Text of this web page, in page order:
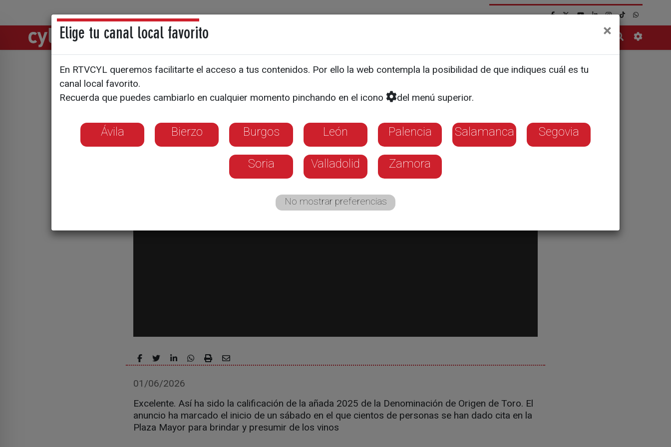
Directos Noticias
Feria del Vino de Toro 2026
01/06/2026
Excelente. Así ha sido la calificación de la añada 2025 de la Denominación de Origen de Toro. El
anuncio ha marcado el inicio de un sábado en el que cientos de personas se han dado cita en la
Plaza Mayor para brindar y presumir de los vinos
Elige tu canal local favorito ×
En RTVCYL queremos facilitarte el acceso a tus contenidos. Por ello la web contempla la posibilidad de que indiques cuál es tu
canal local favorito.
Recuerda que puedes cambiarlo en cualquier momento pinchando en el icono
del menú superior.
Ávila Bierzo Burgos León Palencia Salamanca Segovia
Soria Valladolid Zamora
No mostrar preferencias